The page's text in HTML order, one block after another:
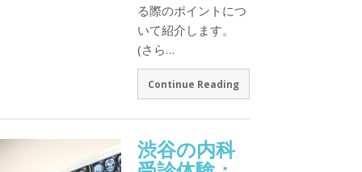
る際のポイントにつ
いて紹介します。
(さら…
Continue Reading
渋谷の内科